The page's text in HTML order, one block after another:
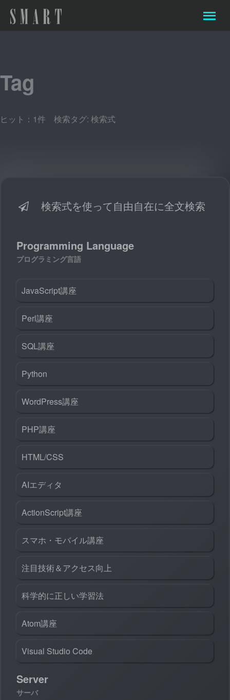
Tag
ヒット：1件 検索タグ: 検索式
検索式を使って自由自在に全文検索
Programming Language
プログラミング言語
JavaScript講座
Perl講座
SQL講座
Python
WordPress講座
PHP講座
HTML/CSS
AIエディタ
ActionScript講座
スマホ・モバイル講座
注目技術＆アクセス向上
科学的に正しい学習法
Atom講座
Visual Studio Code
Server
サーバ